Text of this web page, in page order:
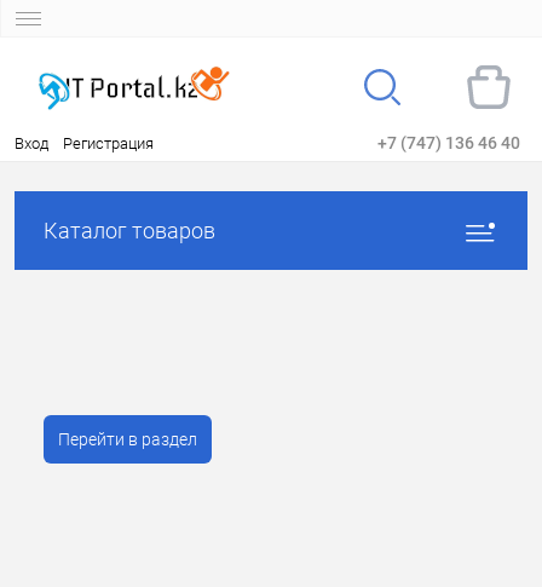
Вход Регистрация +7 (747) 136 46 40
Каталог товаров
Перейти в раздел